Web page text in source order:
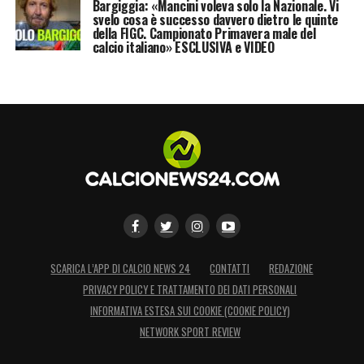
LA PLAYLIST DELLE NOSTRE TOP NEWS
Bargiggia: «Mancini voleva solo la Nazionale. Vi
svelo cosa è successo davvero dietro le quinte
della FIGC. Campionato Primavera male del
calcio italiano» ESCLUSIVA e VIDEO
SCARICA L’APP DI CALCIO NEWS 24 CONTATTI
REDAZIONE
PRIVACY POLICY E TRATTAMENTO DEI DATI PERSONALI
INFORMATIVA ESTESA SUI COOKIE (COOKIE POLICY)
NETWORK SPORT REVIEW